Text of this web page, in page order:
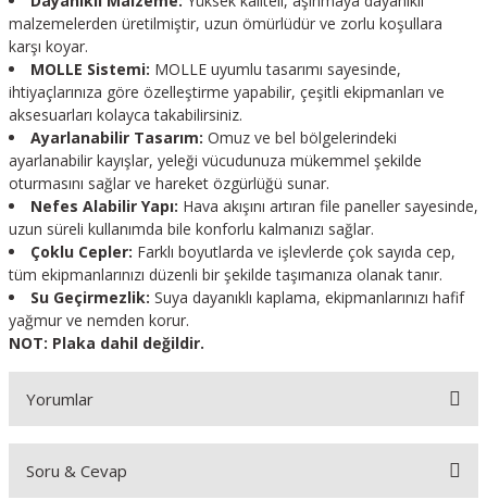
malzemelerden üretilmiştir, uzun ömürlüdür ve zorlu koşullara
karşı koyar.
MOLLE Sistemi: MOLLE uyumlu tasarımı sayesinde,
ihtiyaçlarınıza göre özelleştirme yapabilir, çeşitli ekipmanları ve
aksesuarları kolayca takabilirsiniz.
Ayarlanabilir Tasarım: Omuz ve bel bölgelerindeki
ayarlanabilir kayışlar, yeleği vücudunuza mükemmel şekilde
oturmasını sağlar ve hareket özgürlüğü sunar.
Nefes Alabilir Yapı: Hava akışını artıran file paneller sayesinde,
uzun süreli kullanımda bile konforlu kalmanızı sağlar.
Çoklu Cepler: Farklı boyutlarda ve işlevlerde çok sayıda cep,
tüm ekipmanlarınızı düzenli bir şekilde taşımanıza olanak tanır.
Su Geçirmezlik: Suya dayanıklı kaplama, ekipmanlarınızı hafif
yağmur ve nemden korur.
NOT: Plaka dahil değildir.
Yorumlar
Bu ürüne ilk yorumu siz yapın!
Soru & Cevap